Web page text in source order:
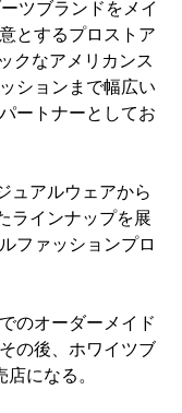
ツブランドをメイ
とするプロストア
クなアメリカンス
ションまで幅広い
ートナーとしてお
ュアルウェアから
ラインナップを展
ファッションプロ
のオーダーメイド
の後、ホワイツブ
になる。